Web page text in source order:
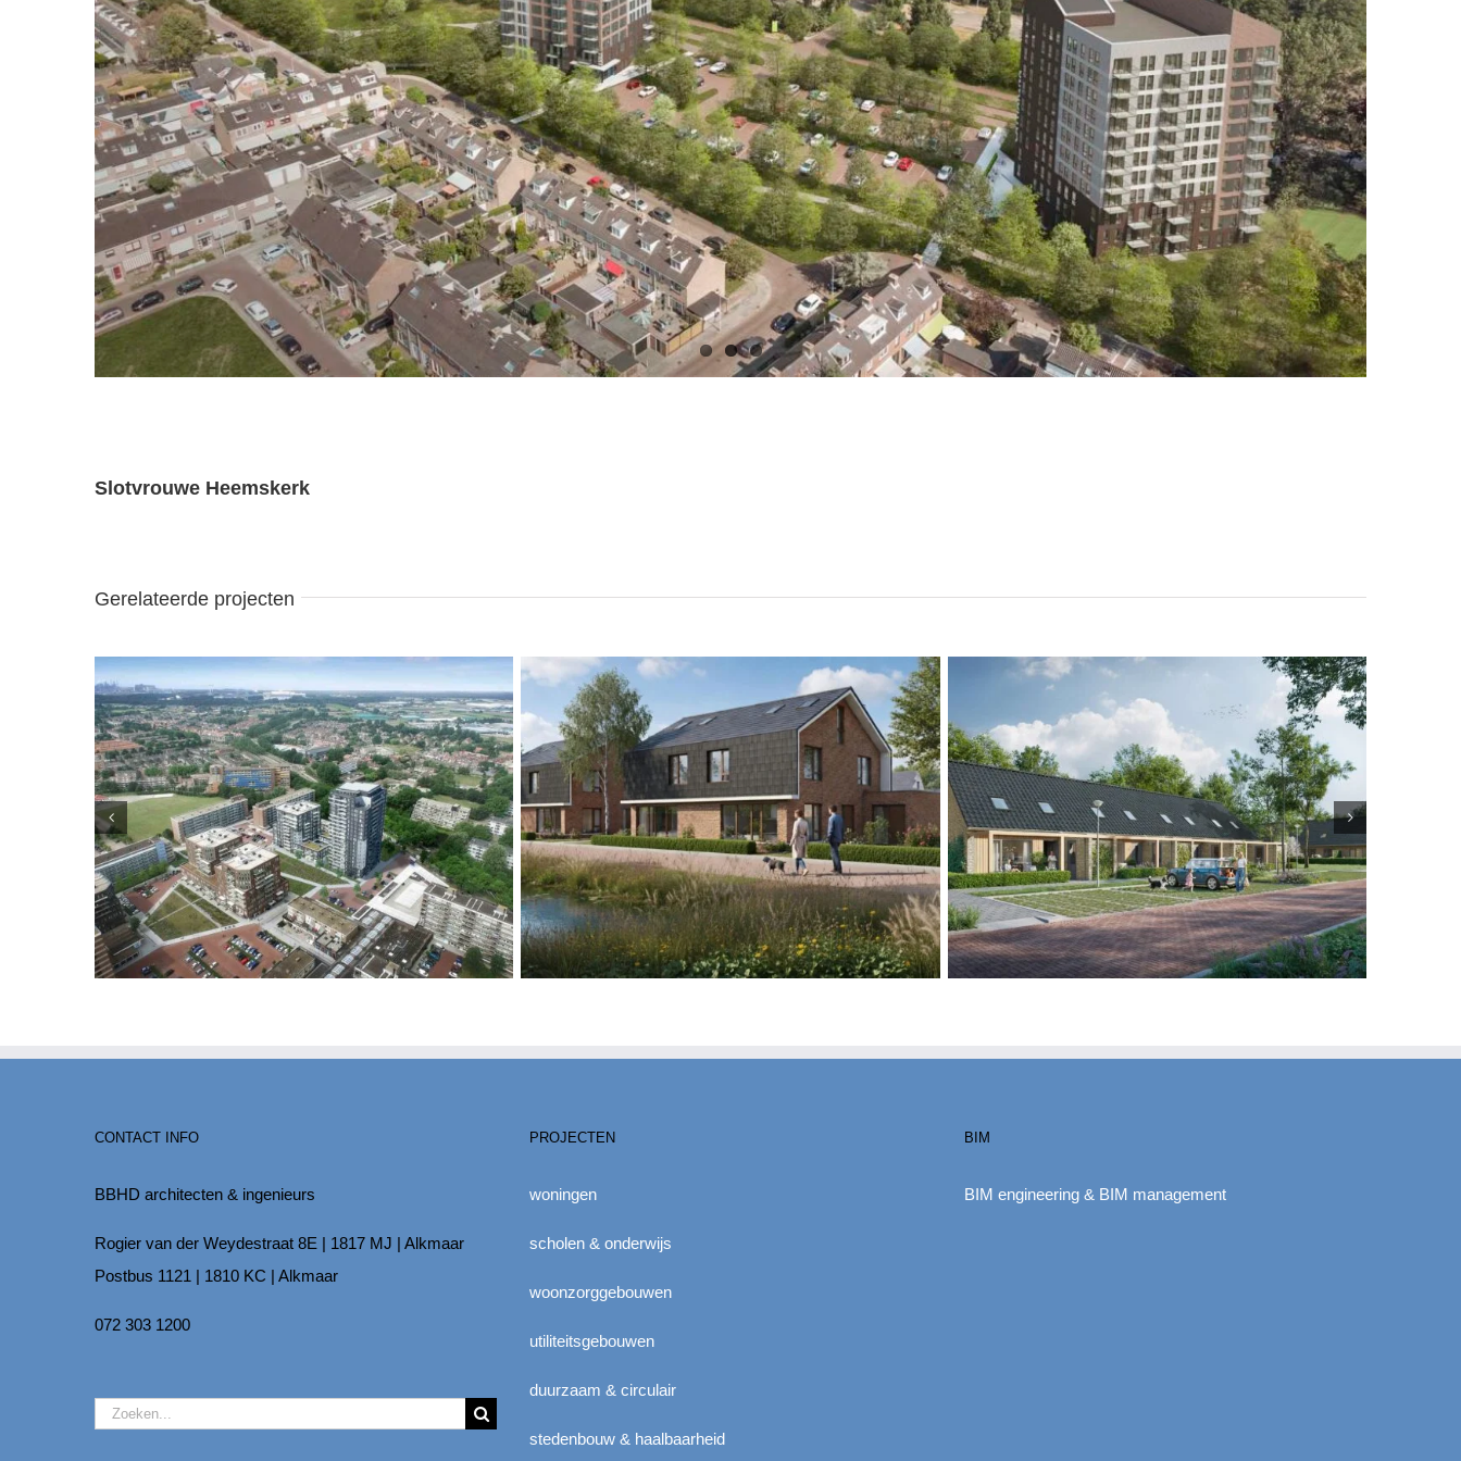
Slotvrouwe Heemskerk
Gerelateerde projecten
CONTACT INFO
BBHD architecten & ingenieurs
Rogier van der Weydestraat 8E | 1817 MJ | Alkmaar
Postbus 1121 | 1810 KC | Alkmaar
072 303 1200
Zoeken
PROJECTEN
woningen
scholen & onderwijs
woonzorggebouwen
utiliteitsgebouwen
duurzaam & circulair
stedenbouw & haalbaarheid
BIM
BIM engineering & BIM management